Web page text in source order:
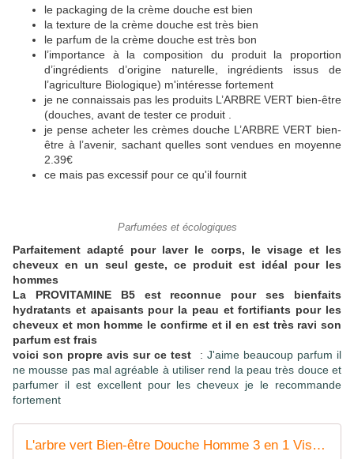
le packaging de la crème douche est bien
la texture de la crème douche est très bien
le parfum de la crème douche est très bon
l’importance à la composition du produit la proportion
d’ingrédients d’origine naturelle, ingrédients issus de
l’agriculture Biologique) m'intéresse fortement
je ne connaissais pas les produits L’ARBRE VERT bien-être
(douches, avant de tester ce produit .
je pense acheter les crèmes douche L’ARBRE VERT bien-
être à l’avenir, sachant quelles sont vendues en moyenne
2.39€
ce mais pas excessif pour ce qu'il fournit
Parfumées et écologiques
Parfaitement adapté pour laver le corps, le visage et les
cheveux en un seul geste, ce produit est idéal pour les
hommes
La PROVITAMINE B5 est reconnue pour ses bienfaits
hydratants et apaisants pour la peau et fortifiants pour les
cheveux et mon homme le confirme et il en est très ravi son
parfum est frais
voici son propre avis sur ce test : J'aime beaucoup parfum il
ne mousse pas mal agréable à utiliser rend la peau très douce et
parfumer il est excellent pour les cheveux je le recommande
fortement
L'arbre vert Bien-être Douche Homme 3 en 1 Visage, Corps & Cheveux Provitamine B5 - Pack de 6